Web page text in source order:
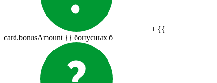
+ {{
card.bonusAmount }} бонусных б